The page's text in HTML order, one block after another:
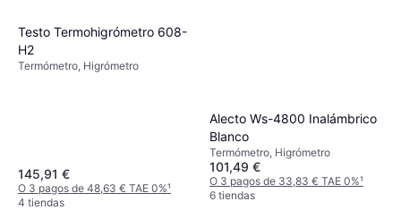
Testo Termohigrómetro 608-
H2
Termómetro, Higrómetro
145,91 €
O 3 pagos de 48,63 € TAE 0%¹
4 tiendas
Alecto Ws-4800 Inalámbrico
Blanco
Termómetro, Higrómetro
101,49 €
O 3 pagos de 33,83 € TAE 0%¹
6 tiendas